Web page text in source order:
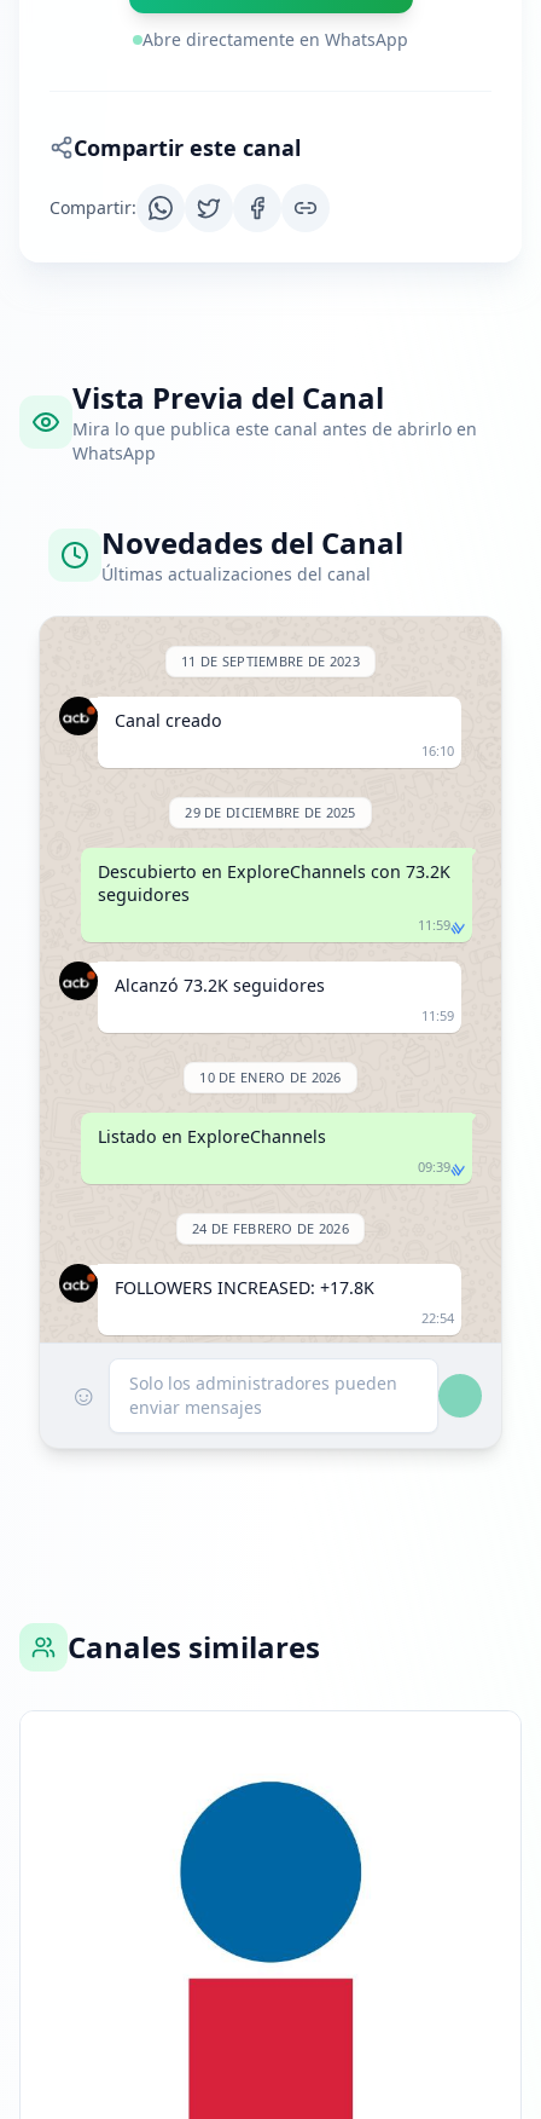
Abre directamente en WhatsApp
Compartir este canal
Compartir:
Vista Previa del Canal
Mira lo que publica este canal antes de abrirlo en
WhatsApp
Novedades del Canal
Últimas actualizaciones del canal
11 DE SEPTIEMBRE DE 2023
Canal creado
16:10
29 DE DICIEMBRE DE 2025
Descubierto en ExploreChannels con 73.2K
seguidores
11:59
Alcanzó 73.2K seguidores
11:59
10 DE ENERO DE 2026
Listado en ExploreChannels
09:39
24 DE FEBRERO DE 2026
FOLLOWERS INCREASED: +17.8K
22:54
Alcanzó 91.0K seguidores
22:54
26 DE MARZO DE 2026
Alcanzó 96.0K seguidores
20 DE ABRIL DE 2026
☺
Solo los administradores pueden
enviar mensajes
Canales similares